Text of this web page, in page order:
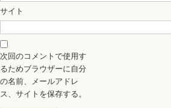
サイト
次回のコメントで使用す
るためブラウザーに自分
の名前、メールアドレ
ス、サイトを保存する。